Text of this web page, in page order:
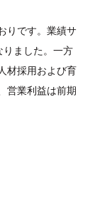
りです。業績サ
りました。一方
材採用および育
営業利益は前期